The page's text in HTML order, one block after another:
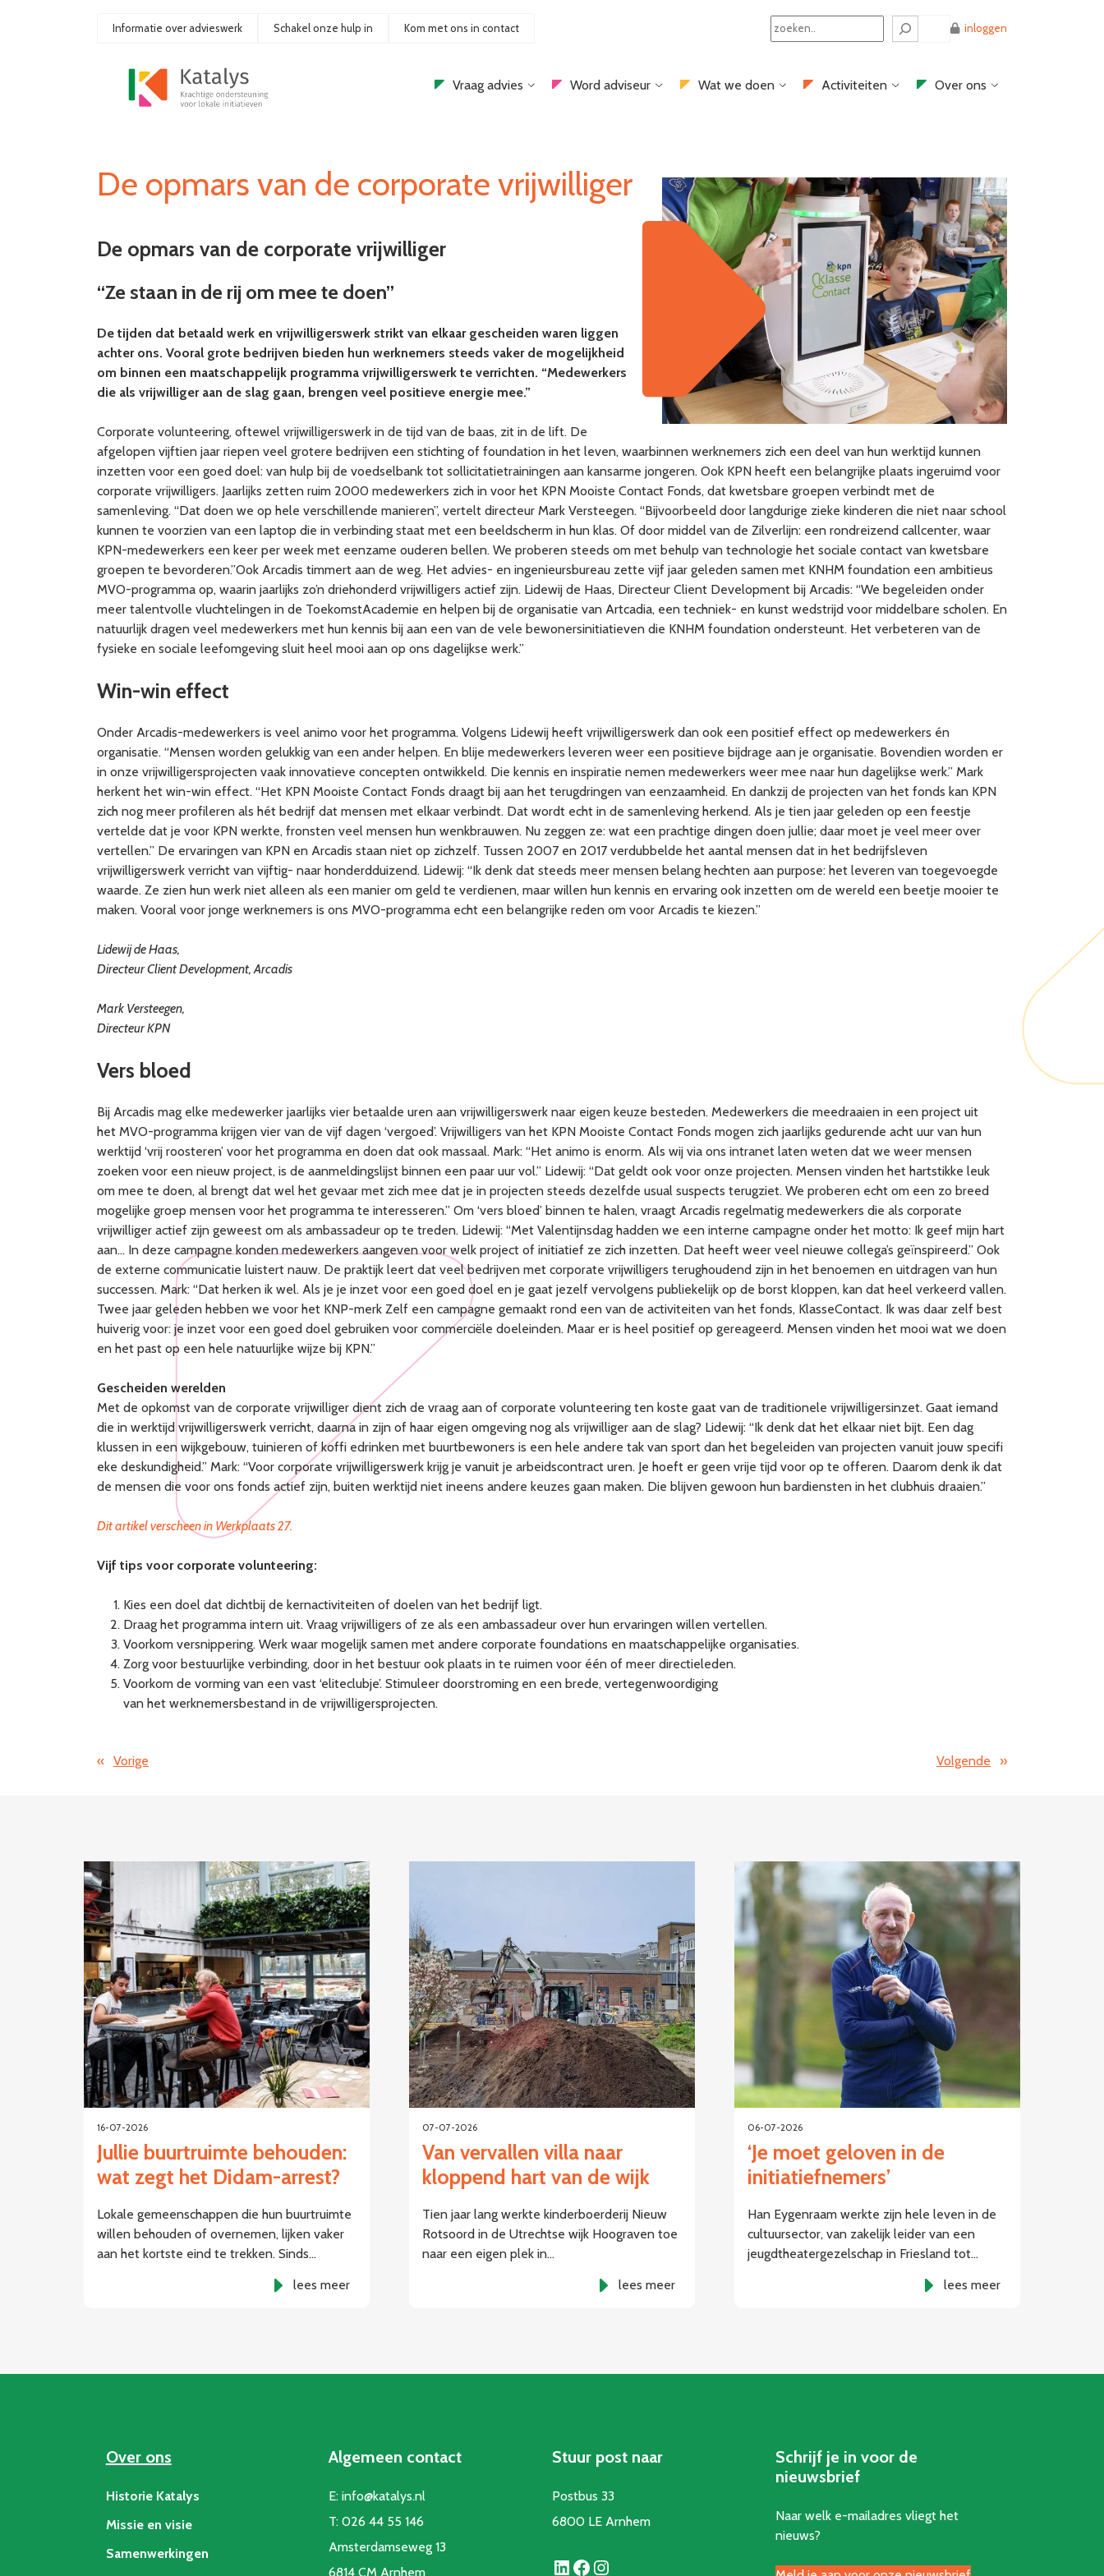
Informatie over advieswerk Schakel onze hulp in Kom met ons in contact
Search
inloggen
Vraag advies Word adviseur Wat we doen Activiteiten Over ons
De opmars van de corporate vrijwilliger
De opmars van de corporate vrijwilliger
“Ze staan in de rij om mee te doen”
De tijden dat betaald werk en vrijwilligerswerk strikt van elkaar gescheiden waren liggen
achter ons. Vooral grote bedrijven bieden hun werknemers steeds vaker de mogelijkheid
om binnen een maatschappelijk programma vrijwilligerswerk te verrichten. “Medewerkers
die als vrijwilliger aan de slag gaan, brengen veel positieve energie mee.”
Corporate volunteering, oftewel vrijwilligerswerk in de tijd van de baas, zit in de lift. De
afgelopen vijftien jaar riepen veel grotere bedrijven een stichting of foundation in het leven, waarbinnen werknemers zich een deel van hun werktijd kunnen
inzetten voor een goed doel: van hulp bij de voedselbank tot sollicitatietrainingen aan kansarme jongeren. Ook KPN heeft een belangrijke plaats ingeruimd voor
corporate vrijwilligers. Jaarlijks zetten ruim 2000 medewerkers zich in voor het KPN Mooiste Contact Fonds, dat kwetsbare groepen verbindt met de
samenleving. “Dat doen we op hele verschillende manieren”, vertelt directeur Mark Versteegen. “Bijvoorbeeld door langdurige zieke kinderen die niet naar school
kunnen te voorzien van een laptop die in verbinding staat met een beeldscherm in hun klas. Of door middel van de Zilverlijn: een rondreizend callcenter, waar
KPN-medewerkers een keer per week met eenzame ouderen bellen. We proberen steeds om met behulp van technologie het sociale contact van kwetsbare
groepen te bevorderen.”Ook Arcadis timmert aan de weg. Het advies- en ingenieursbureau zette vijf jaar geleden samen met KNHM foundation een ambitieus
MVO-programma op, waarin jaarlijks zo’n driehonderd vrijwilligers actief zijn. Lidewij de Haas, Directeur Client Development bij Arcadis: “We begeleiden onder
meer talentvolle vluchtelingen in de ToekomstAcademie en helpen bij de organisatie van Artcadia, een techniek- en kunst wedstrijd voor middelbare scholen. En
natuurlijk dragen veel medewerkers met hun kennis bij aan een van de vele bewonersinitiatieven die KNHM foundation ondersteunt. Het verbeteren van de
fysieke en sociale leefomgeving sluit heel mooi aan op ons dagelijkse werk.”
Win-win effect
Onder Arcadis-medewerkers is veel animo voor het programma. Volgens Lidewij heeft vrijwilligerswerk dan ook een positief effect op medewerkers én
organisatie. “Mensen worden gelukkig van een ander helpen. En blije medewerkers leveren weer een positieve bijdrage aan je organisatie. Bovendien worden er
in onze vrijwilligersprojecten vaak innovatieve concepten ontwikkeld. Die kennis en inspiratie nemen medewerkers weer mee naar hun dagelijkse werk.” Mark
herkent het win-win effect. “Het KPN Mooiste Contact Fonds draagt bij aan het terugdringen van eenzaamheid. En dankzij de projecten van het fonds kan KPN
zich nog meer profileren als hét bedrijf dat mensen met elkaar verbindt. Dat wordt echt in de samenleving herkend. Als je tien jaar geleden op een feestje
vertelde dat je voor KPN werkte, fronsten veel mensen hun wenkbrauwen. Nu zeggen ze: wat een prachtige dingen doen jullie; daar moet je veel meer over
vertellen.” De ervaringen van KPN en Arcadis staan niet op zichzelf. Tussen 2007 en 2017 verdubbelde het aantal mensen dat in het bedrijfsleven
vrijwilligerswerk verricht van vijftig- naar honderdduizend. Lidewij: “Ik denk dat steeds meer mensen belang hechten aan purpose: het leveren van toegevoegde
waarde. Ze zien hun werk niet alleen als een manier om geld te verdienen, maar willen hun kennis en ervaring ook inzetten om de wereld een beetje mooier te
maken. Vooral voor jonge werknemers is ons MVO-programma echt een belangrijke reden om voor Arcadis te kiezen.”
Lidewij de Haas,
Directeur Client Development, Arcadis
Mark Versteegen,
Directeur KPN
Vers bloed
Bij Arcadis mag elke medewerker jaarlijks vier betaalde uren aan vrijwilligerswerk naar eigen keuze besteden. Medewerkers die meedraaien in een project uit
het MVO-programma krijgen vier van de vijf dagen ‘vergoed’. Vrijwilligers van het KPN Mooiste Contact Fonds mogen zich jaarlijks gedurende acht uur van hun
werktijd ‘vrij roosteren’ voor het programma en doen dat ook massaal. Mark: “Het animo is enorm. Als wij via ons intranet laten weten dat we weer mensen
zoeken voor een nieuw project, is de aanmeldingslijst binnen een paar uur vol.” Lidewij: “Dat geldt ook voor onze projecten. Mensen vinden het hartstikke leuk
om mee te doen, al brengt dat wel het gevaar met zich mee dat je in projecten steeds dezelfde usual suspects terugziet. We proberen echt om een zo breed
mogelijke groep mensen voor het programma te interesseren.” Om ‘vers bloed’ binnen te halen, vraagt Arcadis regelmatig medewerkers die als corporate
vrijwilliger actief zijn geweest om als ambassadeur op te treden. Lidewij: “Met Valentijnsdag hadden we een interne campagne onder het motto: Ik geef mijn hart
aan… In deze campagne konden medewerkers aangeven voor welk project of initiatief ze zich inzetten. Dat heeft weer veel nieuwe collega’s geïnspireerd.” Ook
de externe communicatie luistert nauw. De praktijk leert dat veel bedrijven met corporate vrijwilligers terughoudend zijn in het benoemen en uitdragen van hun
successen. Mark: “Dat herken ik wel. Als je je inzet voor een goed doel en je gaat jezelf vervolgens publiekelijk op de borst kloppen, kan dat heel verkeerd vallen.
Twee jaar geleden hebben we voor het KNP-merk Zelf een campagne gemaakt rond een van de activiteiten van het fonds, KlasseContact. Ik was daar zelf best
huiverig voor: je inzet voor een goed doel gebruiken voor commerciële doeleinden. Maar er is heel positief op gereageerd. Mensen vinden het mooi wat we doen
en het past op een hele natuurlijke wijze bij KPN.”
Gescheiden werelden
Met de opkomst van de corporate vrijwilliger dient zich de vraag aan of corporate volunteering ten koste gaat van de traditionele vrijwilligersinzet. Gaat iemand
die in werktijd vrijwilligerswerk verricht, daarna in zijn of haar eigen omgeving nog als vrijwilliger aan de slag? Lidewij: “Ik denk dat het elkaar niet bijt. Een dag
klussen in een wijkgebouw, tuinieren of koffi edrinken met buurtbewoners is een hele andere tak van sport dan het begeleiden van projecten vanuit jouw specifi
eke deskundigheid.” Mark: “Voor corporate vrijwilligerswerk krijg je vanuit je arbeidscontract uren. Je hoeft er geen vrije tijd voor op te offeren. Daarom denk ik dat
de mensen die voor ons fonds actief zijn, buiten werktijd niet ineens andere keuzes gaan maken. Die blijven gewoon hun bardiensten in het clubhuis draaien.”
Dit artikel verscheen in Werkplaats 27.
Vijf tips voor corporate volunteering:
Kies een doel dat dichtbij de kernactiviteiten of doelen van het bedrijf ligt.
Draag het programma intern uit. Vraag vrijwilligers of ze als een ambassadeur over hun ervaringen willen vertellen.
Voorkom versnippering. Werk waar mogelijk samen met andere corporate foundations en maatschappelijke organisaties.
Zorg voor bestuurlijke verbinding, door in het bestuur ook plaats in te ruimen voor één of meer directieleden.
Voorkom de vorming van een vast ‘eliteclubje’. Stimuleer doorstroming en een brede, vertegenwoordiging
van het werknemersbestand in de vrijwilligersprojecten.
« Vorige Volgende »
16-07-2026
Jullie buurtruimte behouden:
wat zegt het Didam-arrest?
Lokale gemeenschappen die hun buurtruimte
willen behouden of overnemen, lijken vaker
aan het kortste eind te trekken. Sinds…
lees meer
07-07-2026
Van vervallen villa naar
kloppend hart van de wijk
Tien jaar lang werkte kinderboerderij Nieuw
Rotsoord in de Utrechtse wijk Hoograven toe
naar een eigen plek in…
lees meer
06-07-2026
‘Je moet geloven in de
initiatiefnemers’
Han Eygenraam werkte zijn hele leven in de
cultuursector, van zakelijk leider van een
jeugdtheatergezelschap in Friesland tot…
lees meer
Over ons
Historie Katalys
Missie en visie
Samenwerkingen
Algemeen contact
E:info@katalys.nl
T:026 44 55 146
Amsterdamseweg 13
6814 CM Arnhem
Stuur post naar
Postbus 33
6800 LE Arnhem
LinkedIn Facebook Instagram
Schrijf je in voor de
nieuwsbrief
Naar welk e-mailadres vliegt het
nieuws?